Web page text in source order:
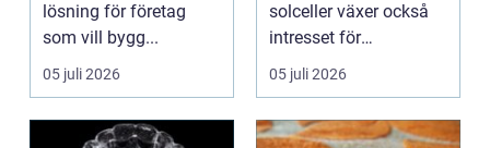
lösning för företag
som vill bygg...
05 juli 2026
solceller växer också
intresset för
energilagring. Ett ...
05 juli 2026